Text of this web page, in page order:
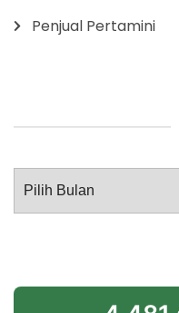
Penjual Pertamini
Arsip